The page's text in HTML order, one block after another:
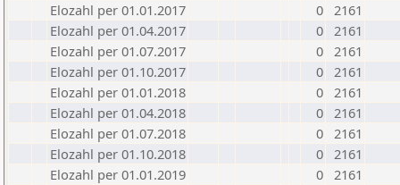
Elozahl per 01.01.2017
0 2161
Elozahl per 01.04.2017
0 2161
Elozahl per 01.07.2017
0 2161
Elozahl per 01.10.2017
0 2161
Elozahl per 01.01.2018
0 2161
Elozahl per 01.04.2018
0 2161
Elozahl per 01.07.2018
0 2161
Elozahl per 01.10.2018
0 2161
Elozahl per 01.01.2019
0 2161